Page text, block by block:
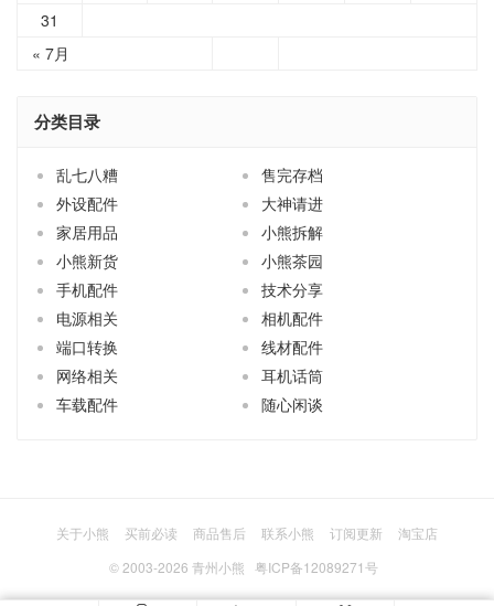
« 7月
31
分类目录
乱七八糟
售完存档
外设配件
大神请进
家居用品
小熊拆解
小熊新货
小熊茶园
手机配件
技术分享
电源相关
相机配件
端口转换
线材配件
网络相关
耳机话筒
车载配件
随心闲谈
关于小熊 买前必读 商品售后 联系小熊 订阅更新
淘宝店
© 2003-2026 青州小熊 粤ICP备12089271号